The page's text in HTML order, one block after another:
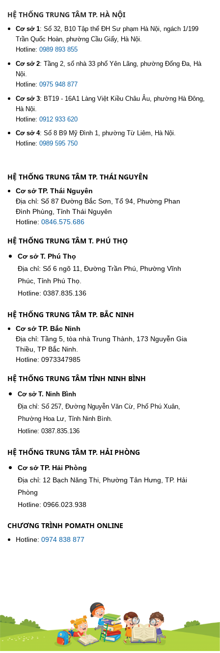
HỆ THỐNG TRUNG TÂM TP. HÀ NỘI
Cơ sở 1: Số 32, B10 Tập thể ĐH Sư phạm Hà Nội, ngách 1/199
Trần Quốc Hoàn, phường Cầu Giấy, Hà Nội.
Hotline: 0989 893 855
Cơ sở 2: Tầng 2, số nhà 33 phố Yên Lãng, phường Đống Đa, Hà
Nội.
Hotline: 0975 948 877
Cơ sở 3: BT19 - 16A1 Làng Việt Kiều Châu Âu, phường Hà Đông,
Hà Nội.
Hotline: 0912 933 620
Cơ sở 4: Số 8 B9 Mỹ Đình 1, phường Từ Liêm, Hà Nội.
Hotline: 0989 595 750
HỆ THỐNG TRUNG TÂM TP. THÁI NGUYÊN
Cơ sở TP. Thái Nguyên
Địa chỉ: Số 87 Đường Bắc Sơn, Tổ 94, Phường Phan
Đình Phùng, Tỉnh Thái Nguyên
Hotline: 0846.575.686
HỆ THỐNG TRUNG TÂM T. PHÚ THỌ
Cơ sở T. Phú Thọ
Địa chỉ: Số 6 ngõ 11, Đường Trần Phú, Phường Vĩnh
Phúc, Tỉnh Phú Thọ.
Hotline: 0387.835.136
HỆ THỐNG TRUNG TÂM TP. BẮC NINH
Cơ sở TP. Bắc Ninh
Địa chỉ: Tầng 5, tòa nhà Trung Thành, 173 Nguyễn Gia
Thiều, TP Bắc Ninh.
Hotline: 0973347985
HỆ THỐNG TRUNG TÂM TỈNH NINH BÌNH
Cơ sở T. Ninh Bình
Địa chỉ: Số 257, Đường Nguyễn Văn Cừ, Phố Phú Xuân,
Phường Hoa Lư, Tỉnh Ninh Bình.
Hotline: 0387.835.136
HỆ THỐNG TRUNG TÂM TP. HẢI PHÒNG
Cơ sở TP. Hải Phòng
Địa chỉ: 12 Bạch Năng Thi, Phường Tân Hưng, TP. Hải
Phòng
Hotline: 0966.023.938
CHƯƠNG TRÌNH POMATH ONLINE
Hotline: 0974 838 877